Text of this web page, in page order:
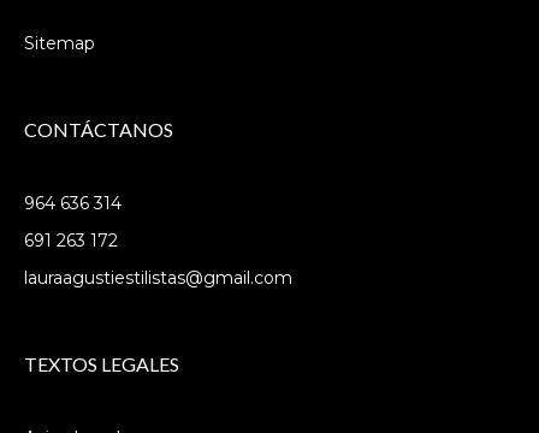
Sitemap
CONTÁCTANOS
964 636 314
691 263 172
lauraagustiestilistas@gmail.com
TEXTOS LEGALES